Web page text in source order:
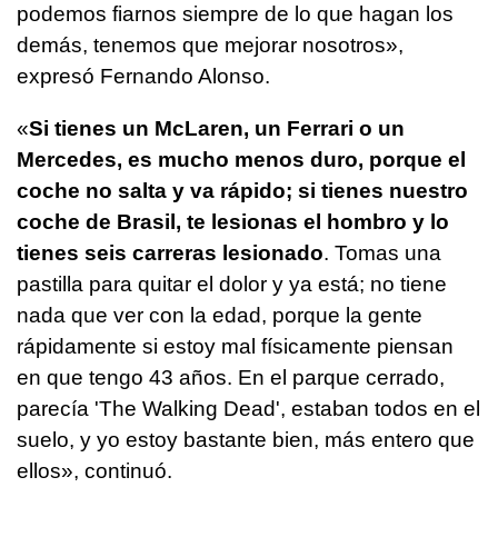
podemos fiarnos siempre de lo que hagan los
demás, tenemos que mejorar nosotros»,
expresó Fernando Alonso.
«Si tienes un McLaren, un Ferrari o un
Mercedes, es mucho menos duro, porque el
coche no salta y va rápido; si tienes nuestro
coche de Brasil, te lesionas el hombro y lo
tienes seis carreras lesionado. Tomas una
pastilla para quitar el dolor y ya está; no tiene
nada que ver con la edad, porque la gente
rápidamente si estoy mal físicamente piensan
en que tengo 43 años. En el parque cerrado,
parecía 'The Walking Dead', estaban todos en el
suelo, y yo estoy bastante bien, más entero que
ellos», continuó.